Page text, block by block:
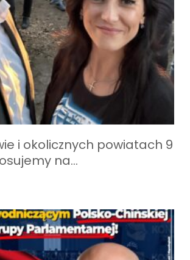
i okolicznych powiatach 9
na…